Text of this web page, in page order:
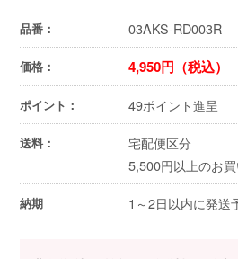
品番： 03AKS-RD003R
価格： 4,950円（税込）
ポイント： 49ポイント進呈
送料：
宅配便区分
5,500円以上のお
納期 1～2日以内に発送